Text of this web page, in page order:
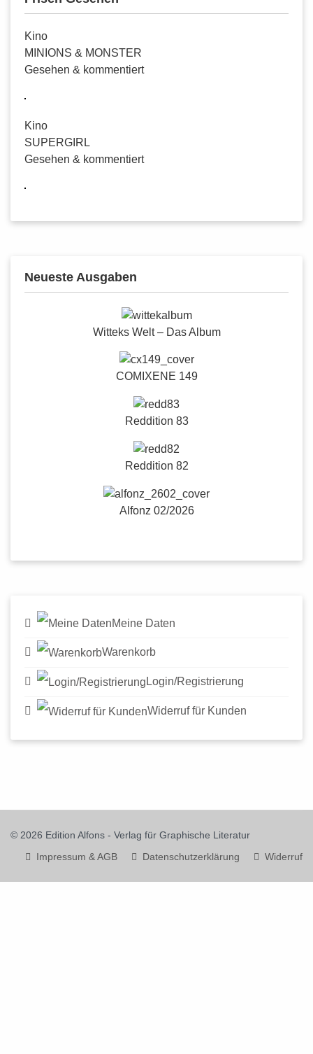
Kino
MINIONS & MONSTER
Gesehen & kommentiert
Kino
SUPERGIRL
Gesehen & kommentiert
Neueste Ausgaben
Witteks Welt – Das Album
COMIXENE 149
Reddition 83
Reddition 82
Alfonz 02/2026
Meine Daten
Warenkorb
Login/Registrierung
Widerruf für Kunden
© 2026 Edition Alfons - Verlag für Graphische Literatur
Impressum & AGB
Datenschutzerklärung Widerruf